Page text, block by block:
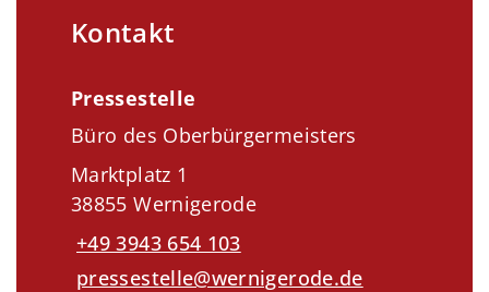
Kontakt
Pressestelle
Büro des Oberbürgermeisters
Marktplatz 1
38855 Wernigerode
+49 3943 654 103
pressestelle@wernigerode.de